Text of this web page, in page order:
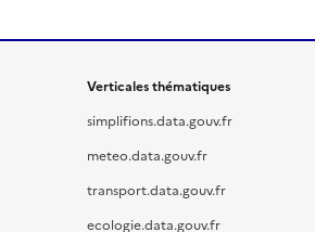
Verticales thématiques
simplifions.data.gouv.fr
meteo.data.gouv.fr
transport.data.gouv.fr
ecologie.data.gouv.fr